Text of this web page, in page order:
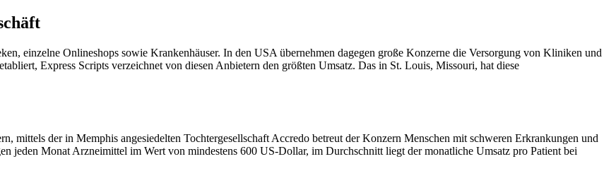
einzelne Onlineshops sowie Krankenhäuser. In den USA übernehmen dagegen große Konzerne die Versorgung von Kliniken und
Express Scripts verzeichnet von diesen Anbietern den größten Umsatz. Das in St. Louis, Missouri, hat diese
mittels der in Memphis angesiedelten Tochtergesellschaft Accredo betreut der Konzern Menschen mit schweren Erkrankungen und
jeden Monat Arzneimittel im Wert von mindestens 600 US-Dollar, im Durchschnitt liegt der monatliche Umsatz pro Patient bei